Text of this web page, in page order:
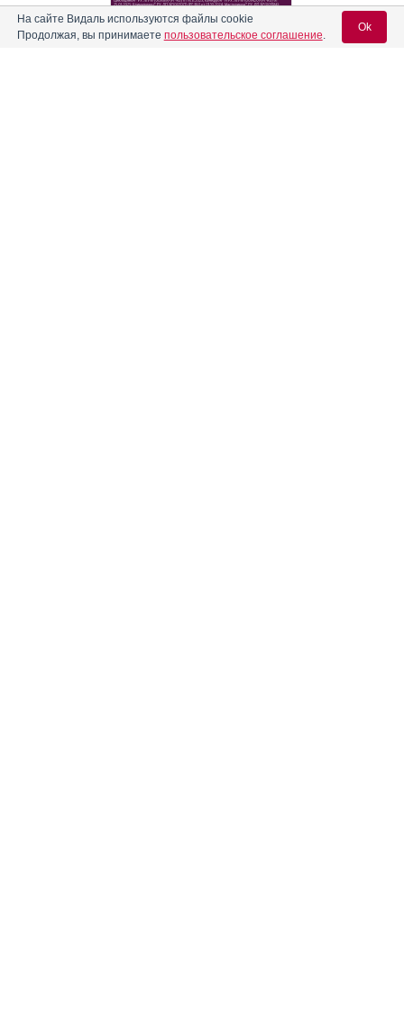
Реклама
На сайте Видаль используются файлы cookie
Продолжая, вы принимаете пользовательское соглашение.
Ok